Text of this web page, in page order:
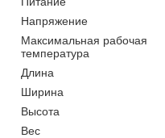
Напряжение
Максимальная рабочая
температура
Длина
Ширина
Высота
Вес